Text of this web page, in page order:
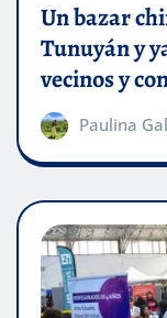
Un bazar
Tunuyán y
vecinos y
Paulina